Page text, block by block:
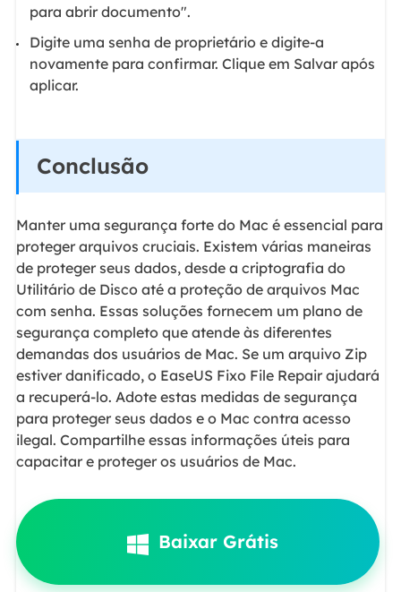
para abrir documento".
Digite uma senha de proprietário e digite-a
novamente para confirmar. Clique em Salvar após
aplicar.
Conclusão
Manter uma segurança forte do Mac é essencial para
proteger arquivos cruciais. Existem várias maneiras
de proteger seus dados, desde a criptografia do
Utilitário de Disco até a proteção de arquivos Mac
com senha. Essas soluções fornecem um plano de
segurança completo que atende às diferentes
demandas dos usuários de Mac. Se um arquivo Zip
estiver danificado, o EaseUS Fixo File Repair ajudará
a recuperá-lo. Adote estas medidas de segurança
para proteger seus dados e o Mac contra acesso
ilegal. Compartilhe essas informações úteis para
capacitar e proteger os usuários de Mac.
Baixar Grátis